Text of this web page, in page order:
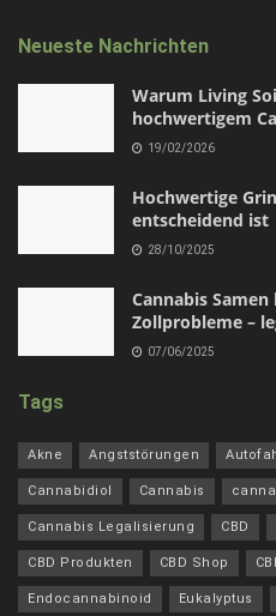
Neueste Nachrichten
Warum Living
hochwertigem
19/02/2026
Hochwertige
entscheidend ist
28/10/2025
Cannabis
Zollprobleme –
07/06/2025
Tags
Akne Angststörungen
Cannabidiol Cannabis
Cannabis Legalisierung CBD
CBD Produkten CBD Shop
Endocannabinoid Eukalyptus